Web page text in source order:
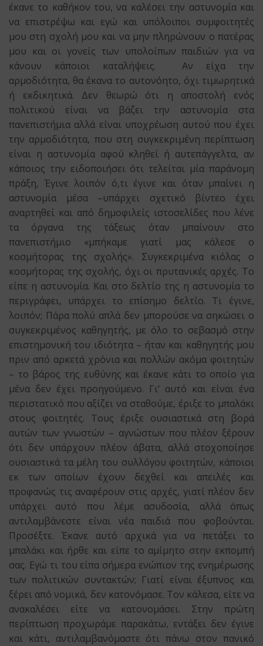
έκανε το καθήκον του, να καλέσει την αστυνομία και
να επιστρέψω και εγώ και υπόλοιποι συμφοιτητές
μου στη σχολή μου και να μην πληρώνουν ο πατέρας
μου και οι γονείς των υπολοίπων παιδιών για να
κάνουν κάποιοι καταλήψεις. Αν είχα την
αρμοδιότητα, θα έκανα το αυτονόητο, όχι τιμωρητικά
ή εκδικητικά. Δεν θεωρώ ότι η αποστολή ενός
πολιτικού είναι να βάζει την αστυνομία στα
πανεπιστήμια αλλά είναι υποχρέωση αυτού που έχει
την αρμοδιότητα, που στη συγκεκριμένη περίπτωση
είναι η αστυνομία αφού κληθεί ή αυτεπάγγελτα, αν
κάποιος την ειδοποιήσει ότι τελείται μία παράνομη
πράξη, Έγινε λοιπόν ό,τι έγινε και όταν μπαίνει η
αστυνομία μέσα –υπάρχει σχετικό βίντεο έχει
αναρτηθεί και από δημοφιλείς ιστοσελίδες που λένε
τα όργανα της τάξεως όταν μπαίνουν στο
πανεπιστήμιο «μπήκαμε γιατί μας κάλεσε ο
κοσμήτορας της σχολής». Συγκεκριμένα κιόλας ο
κοσμήτορας της σχολής, όχι οι πρυτανικές αρχές. Το
είπε η αστυνομία. Και στο δελτίο της η αστυνομία το
περιγράφει, υπάρχει το επίσημο δελτίο. Τι έγινε,
λοιπόν; Πάρα πολύ απλά δεν μπορούσε να σηκώσει ο
συγκεκριμένος καθηγητής, με όλο το σεβασμό στην
επιστημονική του ιδιότητα – ήταν και καθηγητής μου
πριν από αρκετά χρόνια και πολλών ακόμα φοιτητών
– το βάρος της ευθύνης και έκανε κάτι το οποίο για
μένα δεν έχει προηγούμενο. Γι’ αυτό και είναι ένα
περιστατικό που αξίζει να σταθούμε, έριξε το μπαλάκι
στους φοιτητές. Τους έριξε ουσιαστικά στη βορά
αυτών των γνωστών – αγνώστων που πλέον ξέρουν
ότι δεν υπάρχουν πλέον άβατα, αλλά στοχοποίησε
ουσιαστικά τα μέλη του συλλόγου φοιτητών, κάποιοι
εκ των οποίων έχουν δεχθεί και απειλές και
προφανώς τις αναφέρουν στις αρχές, γιατί πλέον δεν
υπάρχει αυτό που λέμε ασυδοσία, αλλά όπως
αντιλαμβάνεστε είναι νέα παιδιά που φοβούνται.
Προσέξτε. Έκανε αυτό αρχικά για να πετάξει το
μπαλάκι και ήρθε και είπε το αμίμητο στην εκπομπή
σας. Εγώ τι του είπα σήμερα ενώπιον της ενημέρωσης
των πολιτικών συντακτών; Γιατί είναι έξυπνος και
ξέρει από νομικά, δεν κατονόμασε. Τον κάλεσα, είτε να
ανακαλέσει είτε να κατονομάσει. Στην πρώτη
περίπτωση προχωράμε παρακάτω, εντάξει δεν έγινε
και κάτι, αντιλαμβανόμαστε ότι πάνω στον πανικό